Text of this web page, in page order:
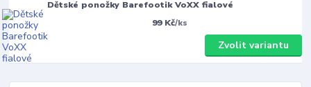
Dětské ponožky Barefootik VoXX fialové
99 Kč/ks
Zvolit variantu